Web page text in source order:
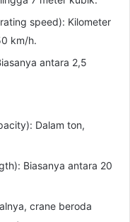
speed): Kilometer
km/h.
antara 2,5
Dalam ton,
Biasanya antara 20
crane beroda